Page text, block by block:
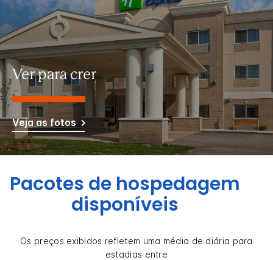
Ver para crer
Veja as fotos
Pacotes de hospedagem
disponíveis
Os preços exibidos refletem uma média de diária para
estadias entre